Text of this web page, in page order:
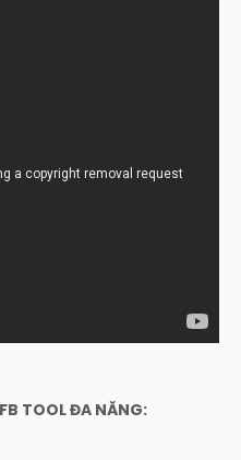
TOOL ĐA NĂNG: